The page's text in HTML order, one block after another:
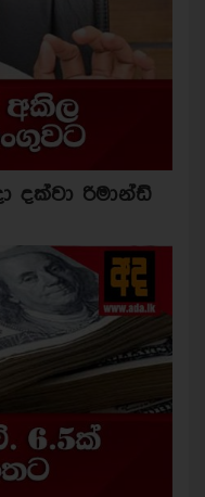
දක්වා රිමාන්ඩ්